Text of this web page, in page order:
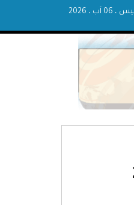
آب ، 2026